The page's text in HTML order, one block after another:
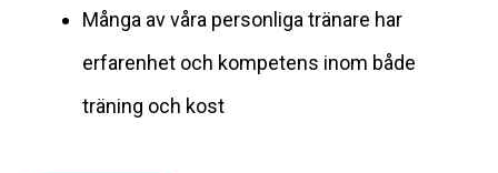
Många av våra personliga tränare har
erfarenhet och kompetens inom både
träning och kost